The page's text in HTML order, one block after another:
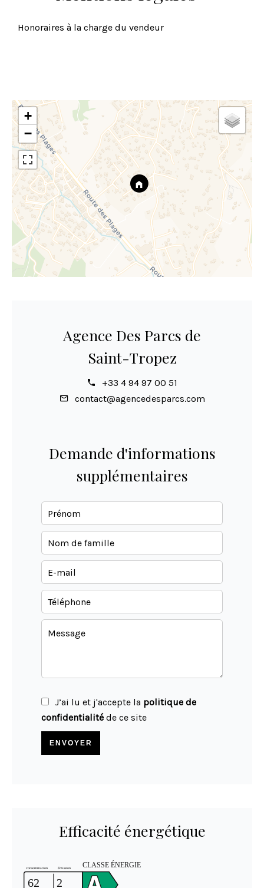
Honoraires à la charge du vendeur
+
−
Agence Des Parcs de
Saint-Tropez
+33 4 94 97 00 51
contact@agencedesparcs.com
Demande d'informations
supplémentaires
J’ai lu et j'accepte la politique de
confidentialité de ce site
ENVOYER
Efficacité énergétique